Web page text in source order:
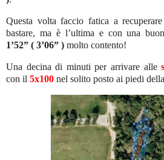
Questa volta faccio fatica a
bastare, ma è l’ultima e con una
1’52” ( 3’06” ) molto contento!
Una decina di minuti per arrivare alle
con il 5x100 nel solito posto ai piedi